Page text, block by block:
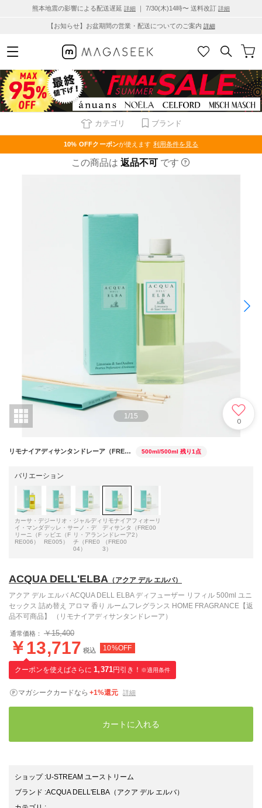
熊本地震の影響による配送遅延 詳細 ｜ 7/30(木)14時〜 送料改訂 詳細
【お知らせ】お盆期間の営業・配送についてのご案内 詳細
カテゴリ ブランド
10% OFFクーポンが使えます 利用条件を見る
この商品は 返品不可 です
1 /15
0
リモナイアディサンタンドレーア（FRE003） 500ml/500ml 残り1点
バリエーション
カーサ・デ
イ・マンダ
リーニ（F
RE006）
ジーリオ・
デッレ・サ
ッビエ（F
RE005）
ジャルディ
ーノ・デ
リ・アラン
チ（FRE0
04）
リモナイア
ディサンタ
ンドレーア
（FRE00
3）
フィオーリ
（FRE00
2）
ACQUA DELL'ELBA （アクア デル エルバ）
アクア デル エルバ ACQUA DELL ELBA ディフューザー リフィル 500ml ユニ
セックス 詰め替え アロマ 香り ルームフレグランス HOME FRAGRANCE【返
品不可商品】 （リモナイアディサンタンドレーア）
通常価格： ￥15,400
￥13,717 税込 10%OFF
クーポンを使えばさらに 1,371円引き！ ※適用条件
マガシークカードなら +1%還元 詳細
カートに入れる
ショップ:U-STREAM ユーストリーム
ブランド :ACQUA DELL'ELBA （アクア デル エルバ）